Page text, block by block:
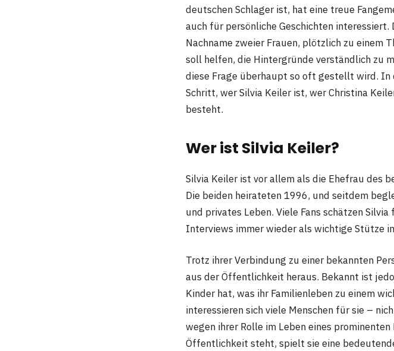
deutschen Schlager ist, hat eine treue
auch für persönliche Geschichten
Nachname zweier Frauen, plötzlich zu einem
soll helfen, die Hintergründe verständlich zu
diese Frage überhaupt so oft gestellt wird.
Schritt, wer Silvia Keiler ist, wer Christina
besteht.
Wer ist Silvia Keiler?
Silvia Keiler ist vor allem als die Ehefrau des
Die beiden heirateten 1996, und seitdem
und privates Leben. Viele Fans schätzen
Interviews immer wieder als wichtige Stütze
Trotz ihrer Verbindung zu einer bekannten
aus der Öffentlichkeit heraus. Bekannt ist
Kinder hat, was ihr Familienleben zu einem
interessieren sich viele Menschen für sie –
wegen ihrer Rolle im Leben eines
Öffentlichkeit steht, spielt sie eine